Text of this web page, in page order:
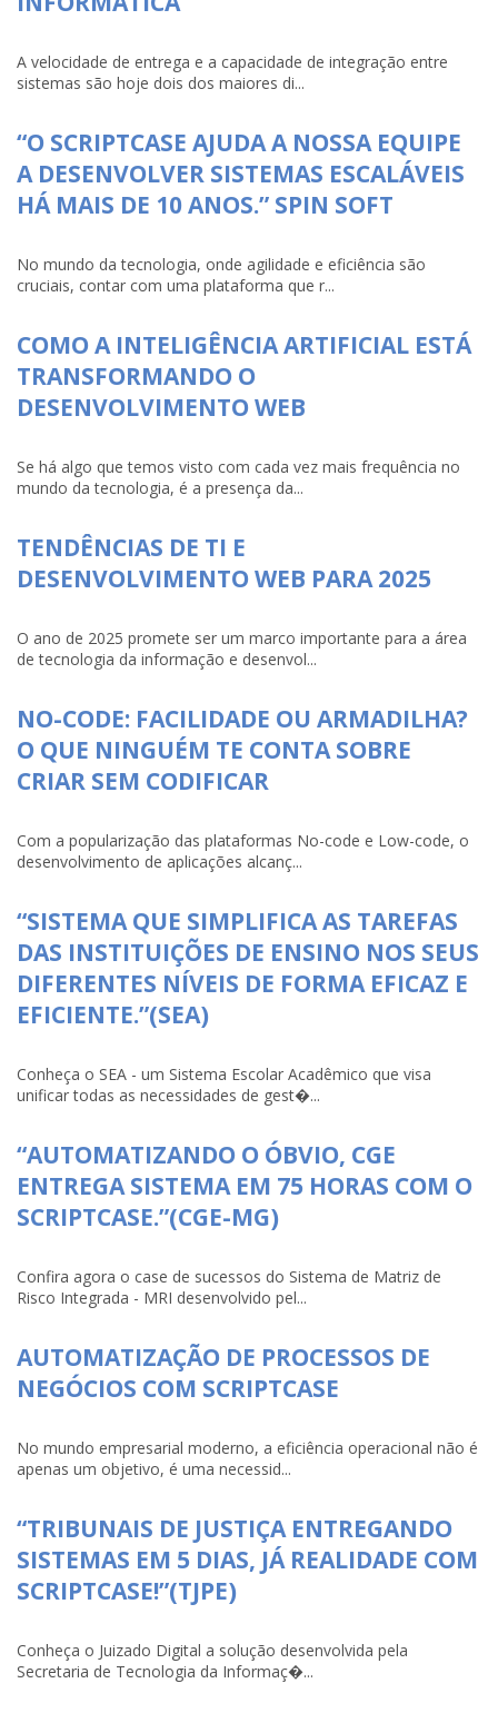
A velocidade de entrega e a capacidade de integração entre
sistemas são hoje dois dos maiores di...
“O SCRIPTCASE AJUDA A NOSSA EQUIPE
A DESENVOLVER SISTEMAS ESCALÁVEIS
HÁ MAIS DE 10 ANOS.” SPIN SOFT
No mundo da tecnologia, onde agilidade e eficiência são
cruciais, contar com uma plataforma que r...
COMO A INTELIGÊNCIA ARTIFICIAL ESTÁ
TRANSFORMANDO O
DESENVOLVIMENTO WEB
Se há algo que temos visto com cada vez mais frequência no
mundo da tecnologia, é a presença da...
TENDÊNCIAS DE TI E
DESENVOLVIMENTO WEB PARA 2025
O ano de 2025 promete ser um marco importante para a área
de tecnologia da informação e desenvol...
NO-CODE: FACILIDADE OU ARMADILHA?
O QUE NINGUÉM TE CONTA SOBRE
CRIAR SEM CODIFICAR
Com a popularização das plataformas No-code e Low-code, o
desenvolvimento de aplicações alcanç...
“SISTEMA QUE SIMPLIFICA AS TAREFAS
DAS INSTITUIÇÕES DE ENSINO NOS SEUS
DIFERENTES NÍVEIS DE FORMA EFICAZ E
EFICIENTE.”(SEA)
Conheça o SEA - um Sistema Escolar Acadêmico que visa
unificar todas as necessidades de gest�...
“AUTOMATIZANDO O ÓBVIO, CGE
ENTREGA SISTEMA EM 75 HORAS COM O
SCRIPTCASE.”(CGE-MG)
Confira agora o case de sucessos do Sistema de Matriz de
Risco Integrada - MRI desenvolvido pel...
AUTOMATIZAÇÃO DE PROCESSOS DE
NEGÓCIOS COM SCRIPTCASE
No mundo empresarial moderno, a eficiência operacional não é
apenas um objetivo, é uma necessid...
“TRIBUNAIS DE JUSTIÇA ENTREGANDO
SISTEMAS EM 5 DIAS, JÁ REALIDADE COM
SCRIPTCASE!”(TJPE)
Conheça o Juizado Digital a solução desenvolvida pela
Secretaria de Tecnologia da Informaç�...